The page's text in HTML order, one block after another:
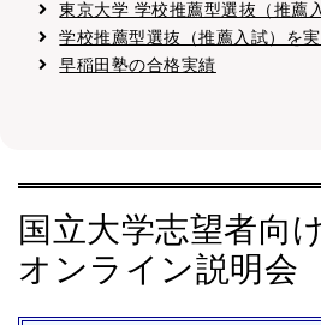
東京大学 学校推薦型選抜（推薦
学校推薦型選抜（推薦入試）を
早稲田塾の合格実績
国立大学志望者向
オンライン説明会